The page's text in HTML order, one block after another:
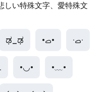
しい特殊文字、愛特殊文
ಢ_ಢ •ࡇ• ·ࡇ·
•◡• •﹏•